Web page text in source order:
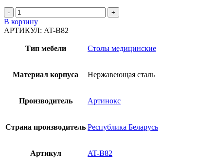
Количество
товара
Стол
вскрытий
В корзину
АРТИКУЛ: AT-B82
Тип мебели Столы медицинские
Материал корпуса Нержавеющая сталь
Производитель Артинокс
Страна производитель Республика Беларусь
Артикул AT-B82